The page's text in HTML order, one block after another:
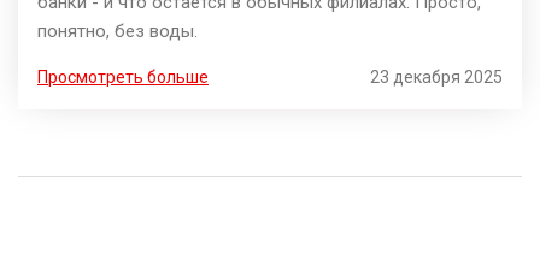
понятно, без воды.
Просмотреть больше 23 декабря 2025